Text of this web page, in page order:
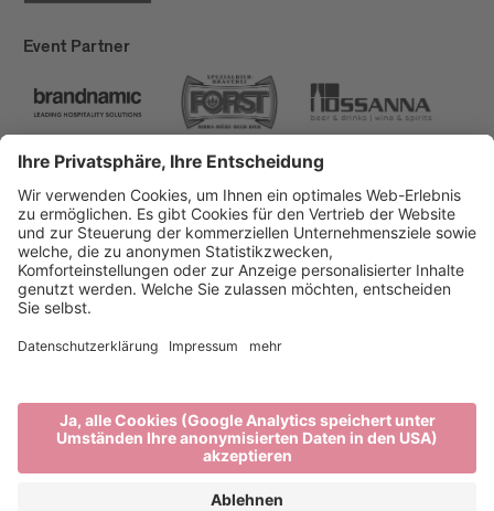
Event Partner
Brixen Tourismus
Privacy
Impressum
Förderungen
produced by